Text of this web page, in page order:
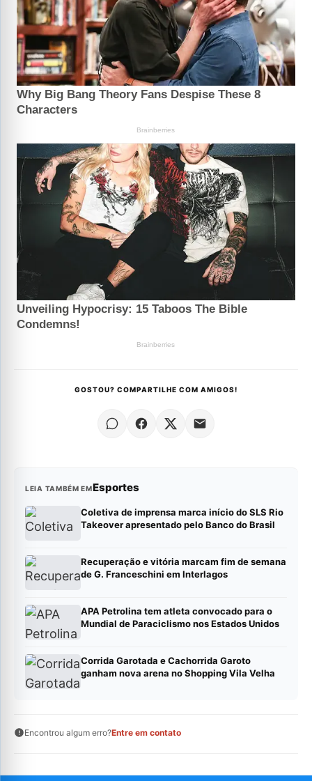
GOSTOU? COMPARTILHE COM AMIGOS!
LEIA TAMBÉM EMEsportes
Coletiva de imprensa marca início do SLS Rio
Takeover apresentado pelo Banco do Brasil
Recuperação e vitória marcam fim de semana
de G. Franceschini em Interlagos
APA Petrolina tem atleta convocado para o
Mundial de Paraciclismo nos Estados Unidos
Corrida Garotada e Cachorrida Garoto
ganham nova arena no Shopping Vila Velha
Encontrou algum erro?Entre em contato